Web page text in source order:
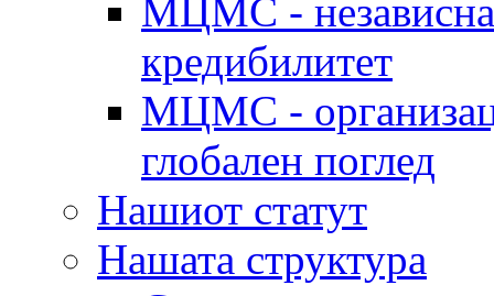
МЦМС - независна
кредибилитет
МЦМС -
глобален поглед
Нашиот статут
Нашата структура